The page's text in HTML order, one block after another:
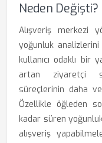
Neden Değişti?
Alışveriş merkezi
yoğunluk
kullanıcı odaklı bir
artan ziyaretçi
süreçlerinin daha
Özellikle öğleden
kadar süren
alışveriş